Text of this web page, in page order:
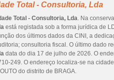
Total - Consultoria, Lda
Total - Consultoria, Lda. Na
está registada sob a forma jurídica de
dos últimos dados da CINI, a
consultoria fiscal. O último dado
data do dia 17 de julho de 2026. O
249. O endereço localiza-se na
do distrito de BRAGA.